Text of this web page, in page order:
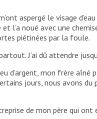
aspergé le visage
noué avec une
piétinées par la foule.
J’ai dû attendre
d’argent, mon frère
jours, nous avons du
de mon père qui